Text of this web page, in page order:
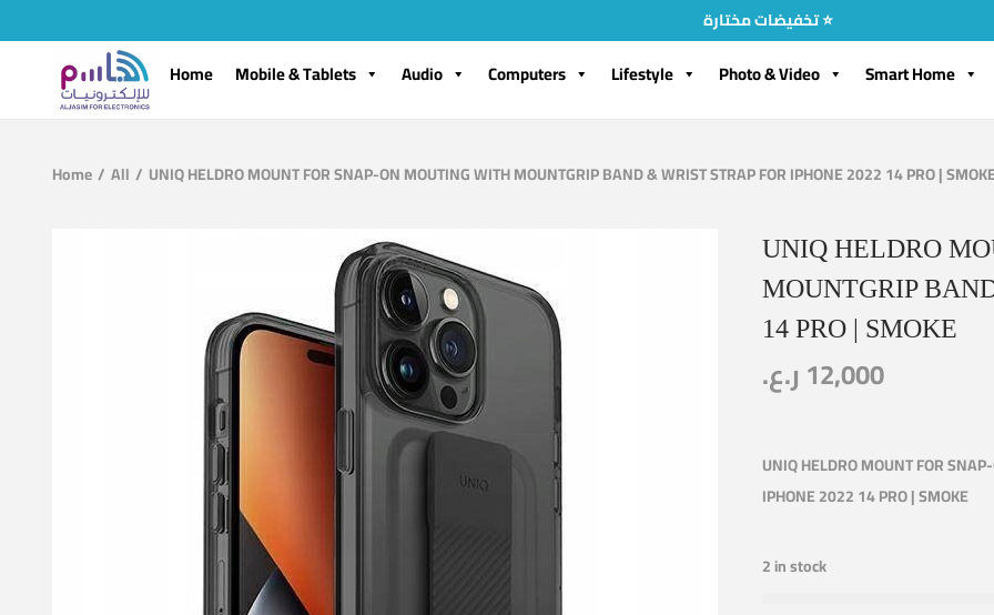
تخفيضات مختارة ⭐
Home Mobile & Tablets Audio Computers Lifestyle Photo & Video Smart Home
Home/ All / UNIQ HELDRO MOUNT FOR SNAP-ON MOUTING WITH MOUNTGRIP BAND & WRIST STRAP FOR IPHONE 2022 14 PRO |
UNIQ HELDRO
MOUNTGRIP
14 PRO | SMOKE
12,000 ر.ع.
UNIQ HELDRO MOUNT FOR
IPHONE 2022 14 PRO | SMOKE
2 in stock